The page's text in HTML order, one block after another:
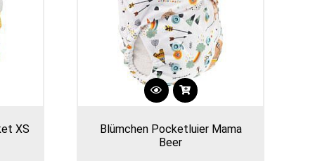
XS
Blümchen Pocketluier Mama
Beer